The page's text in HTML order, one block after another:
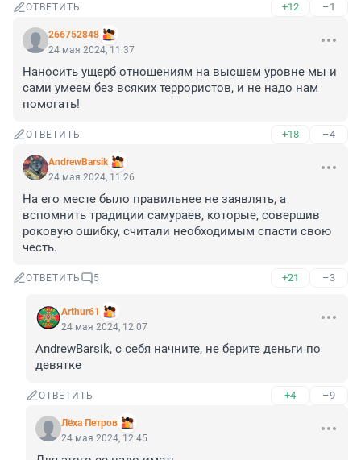
ОТВЕТИТЬ +12 –1
266752848
24 мая 2024, 11:37
Наносить ущерб отношениям на высшем уровне мы и
сами умеем без всяких террористов, и не надо нам
помогать!
ОТВЕТИТЬ +18 –4
AndrewBarsik
24 мая 2024, 11:26
На его месте было правильнее не заявлять, а
вспомнить традиции самураев, которые, совершив
роковую ошибку, считали необходимым спасти свою
честь.
ОТВЕТИТЬ 5 +21 –3
Arthur61
24 мая 2024, 12:07
AndrewBarsik, с себя начните, не берите деньги по
девятке
ОТВЕТИТЬ +4 –9
Лёxа Петров
24 мая 2024, 12:45